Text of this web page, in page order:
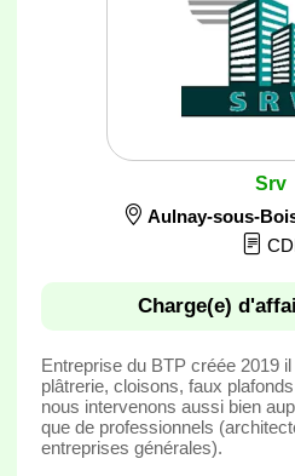
Srv
Aulnay-sous-
Charge(e)
Entreprise du BTP créée 2019
plâtrerie, cloisons, faux
nous intervenons aussi bien
que de professionnels
entreprises générales).